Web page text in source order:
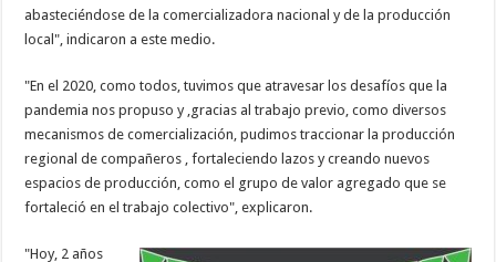
abasteciéndose de la comercializadora nacional y de la producción
local", indicaron a este medio.
"En el 2020, como todos, tuvimos que atravesar los desafíos que la
pandemia nos propuso y ,gracias al trabajo previo, como diversos
mecanismos de comercialización, pudimos traccionar la producción
regional de compañeros , fortaleciendo lazos y creando nuevos
espacios de producción, como el grupo de valor agregado que se
fortaleció en el trabajo colectivo", explicaron.
"Hoy, 2 años